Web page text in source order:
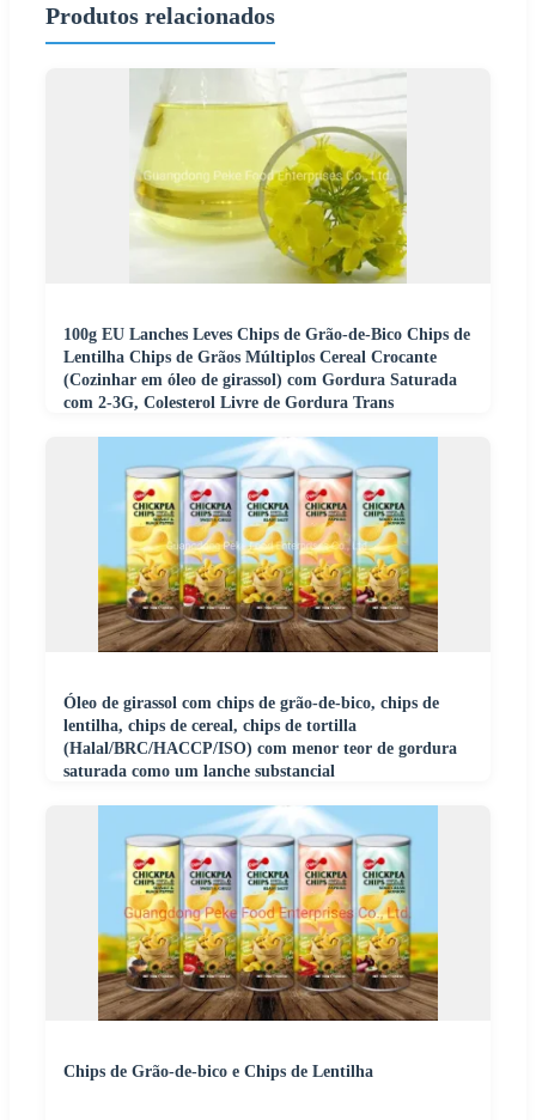
Produtos relacionados
100g EU Lanches Leves Chips de Grão-de-Bico Chips de
Lentilha Chips de Grãos Múltiplos Cereal Crocante
(Cozinhar em óleo de girassol) com Gordura Saturada
com 2-3G, Colesterol Livre de Gordura Trans
Óleo de girassol com chips de grão-de-bico, chips de
lentilha, chips de cereal, chips de tortilla
(Halal/BRC/HACCP/ISO) com menor teor de gordura
saturada como um lanche substancial
Chips de Grão-de-bico e Chips de Lentilha